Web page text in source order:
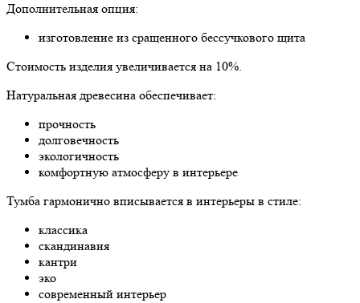
Дополнительная опция:
изготовление из сращенного бессучкового щита
Стоимость изделия увеличивается на 10%.
Натуральная древесина обеспечивает:
прочность
долговечность
экологичность
комфортную атмосферу в интерьере
Тумба гармонично вписывается в интерьеры в стиле:
классика
скандинавия
кантри
эко
современный интерьер